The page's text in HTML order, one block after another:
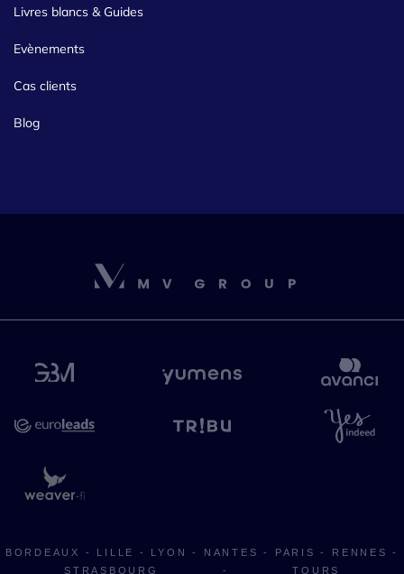
Livres blancs & Guides
Evènements
Cas clients
Blog
BORDEAUX - LILLE - LYON - NANTES - PARIS - RENNES
-
STRASBOURG
- TOURS